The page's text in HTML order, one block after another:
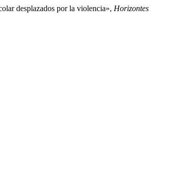
desplazados por la violencia», Horizontes